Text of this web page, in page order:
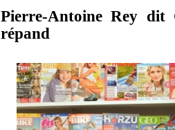
Pierre-Antoine Rey
répand